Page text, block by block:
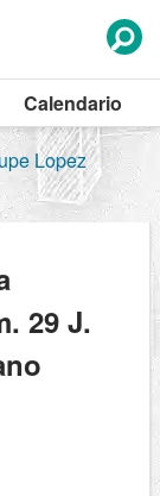
Calendario
Lopez
29 J.